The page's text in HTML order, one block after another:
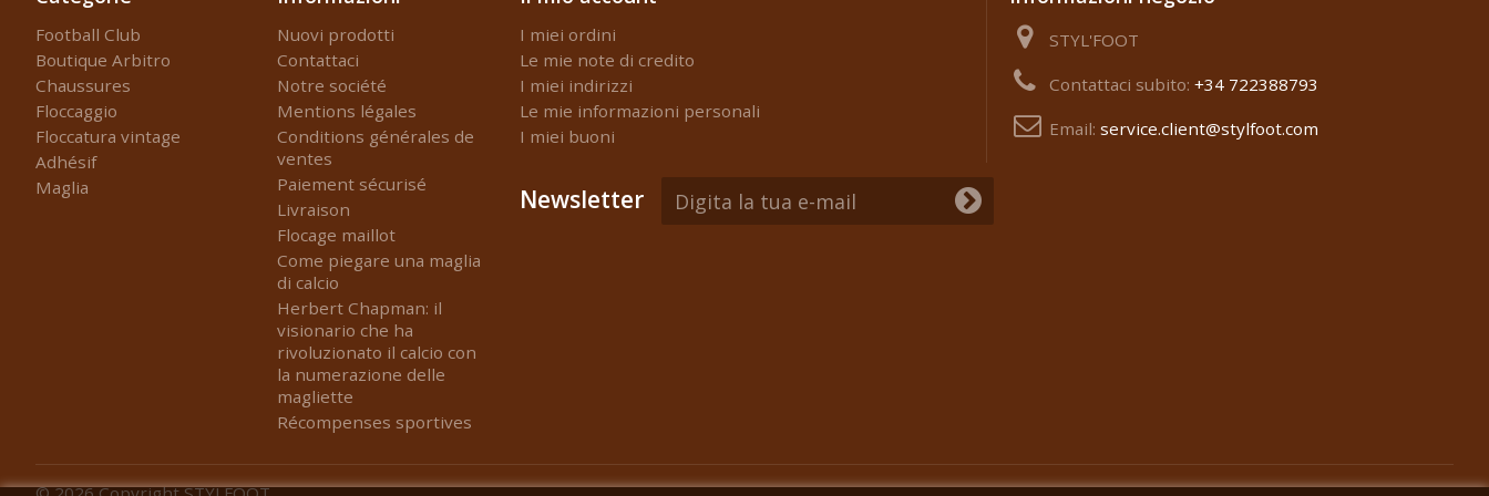
Football Club
Boutique Arbitro
Chaussures
Floccaggio
Floccatura vintage
Adhésif
Maglia
Nuovi prodotti
Contattaci
Notre société
Mentions légales
Conditions générales de
ventes
Paiement sécurisé
Livraison
Flocage maillot
Come piegare una maglia
di calcio
Herbert Chapman: il
visionario che ha
rivoluzionato il calcio con
la numerazione delle
magliette
Récompenses sportives
I miei ordini
Le mie note di credito
I miei indirizzi
Le mie informazioni personali
I miei buoni
STYL'FOOT
Contattaci subito:+34 722388793
Email:service.client@stylfoot.com
Newsletter